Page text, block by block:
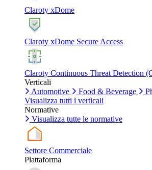
Claroty xDome
Claroty xDome Secure Access
Claroty Continuous Threat Detection
Verticali
Automotive
Food & Beverage
Visualizza tutti i verticali
Normative
Visualizza tutte le normative
Settore Commerciale
Piattaforma